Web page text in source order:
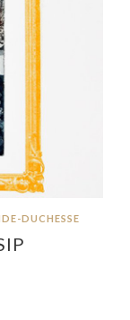
DUCHESSE